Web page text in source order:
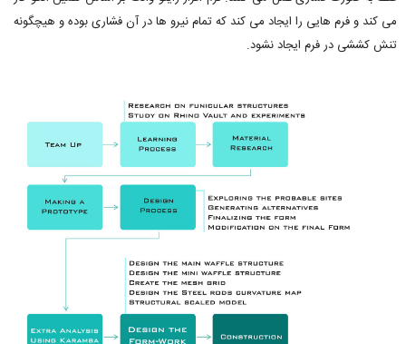
می کند و فرم هایی را ایجاد می کند که تمام نیرو ها در آن فشاری بوده و هیچگونه
تنش کششی در فرم ایجاد نشود.